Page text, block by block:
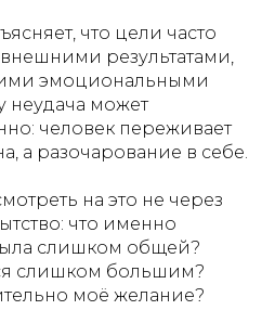
что цели часто
результатами,
эмоциональными
неудача может
человек переживает
а разочарование в себе.
на это не через
что именно
слишком общей?
слишком большим?
моё желание?